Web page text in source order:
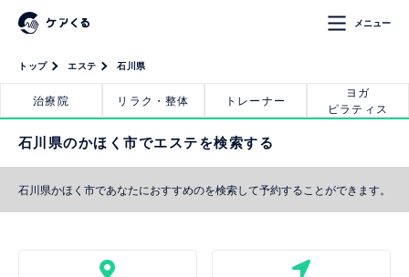
メニュー
トップ エステ 石川県
治療院 リラク・整体 トレーナー
ヨガ
ピラティス
石川県のかほく市でエステを検索する
石川県かほく市であなたにおすすめのを検索して予約することができます。